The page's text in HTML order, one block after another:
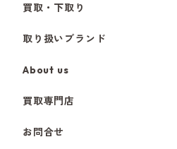
買取・下取り
取り扱いブランド
About us
買取専門店
お問合せ